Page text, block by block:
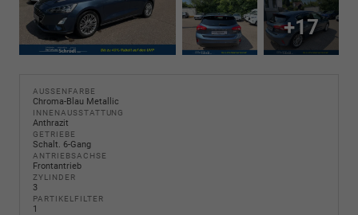
+17
AUSSENFARBE
Chroma-Blau Metallic
INNENAUSSTATTUNG
Anthrazit
GETRIEBE
Schalt. 6-Gang
ANTRIEBSACHSE
Frontantrieb
ZYLINDER
3
PARTIKELFILTER
1